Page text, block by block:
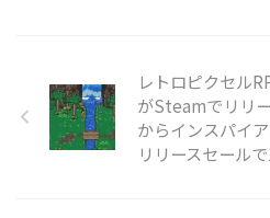
ルフです。物理演算に基づいたボ
ールの動きを利用しつつ、地雷を
使って地形を破壊したり対戦相手
を妨害したりしながらホールを進
レトロピクセル
がSteamでリリ
からインスパイ
リリースセール